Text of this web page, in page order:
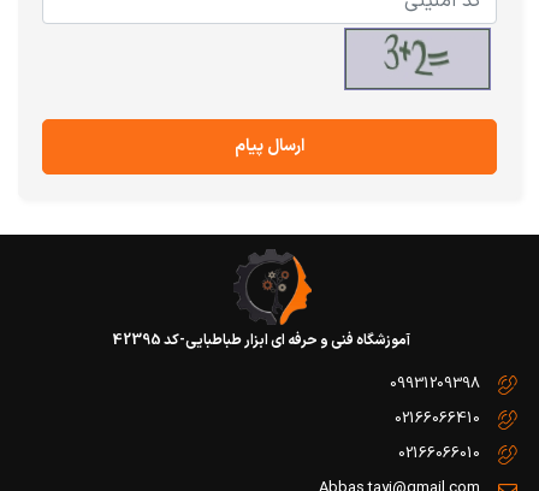
ارسال پیام
آموزشگاه فنی و حرفه ای ابزار طباطبایی-کد 42395
09931209398
02166066410
02166066010